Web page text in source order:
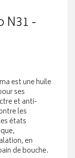
N31 -
est une huile
ses
et anti-
les
états
en
de bouche.